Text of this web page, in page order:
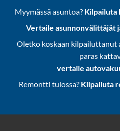
Myymässä asuntoa? Kilpailuta
Vertaile asunnonvälittäjät
Oletko koskaan kilpailuttanut
paras
vertaile
Remontti tulossa? Kilpailuta